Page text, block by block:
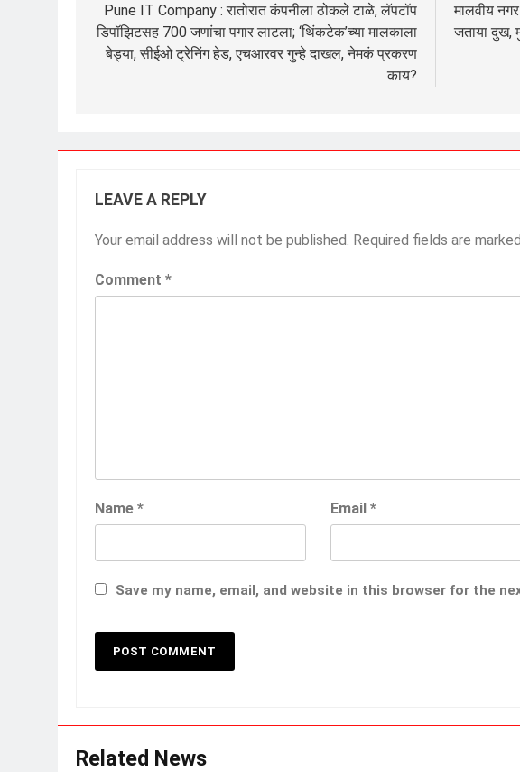
navigation
Pune IT Company : रातोरात कंपनीला ठोकले टाळे, लॅपटॉप
डिपॉझिटसह 700 जणांचा पगार लाटला; ‘थिंकटेक’च्या मालकाला
बेड्या, सीईओ ट्रेनिंग हेड, एचआरवर गुन्हे दाखल, नेमकं प्रकरण
काय?
मालवीय
जताया दुख,
LEAVE A REPLY
Your email address will not be published. Required fields are marked
Comment *
Name * Email *
Save my name, email, and website in this browser for the
Related News